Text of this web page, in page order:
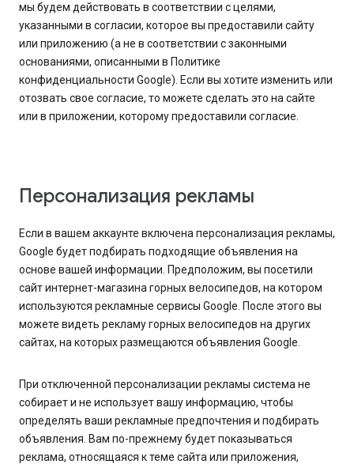
мы будем действовать в соответствии с целями,
указанными в согласии, которое вы предоставили сайту
или приложению (а не в соответствии с законными
основаниями, описанными в Политике
конфиденциальности Google). Если вы хотите изменить или
отозвать свое согласие, то можете сделать это на сайте
или в приложении, которому предоставили согласие.
Персонализация рекламы
Если в вашем аккаунте включена персонализация рекламы,
Google будет подбирать подходящие объявления на
основе вашей информации. Предположим, вы посетили
сайт интернет-магазина горных велосипедов, на котором
используются рекламные сервисы Google. После этого вы
можете видеть рекламу горных велосипедов на других
сайтах, на которых размещаются объявления Google.
При отключенной персонализации рекламы система не
собирает и не использует вашу информацию, чтобы
определять ваши рекламные предпочтения и подбирать
объявления. Вам по-прежнему будет показываться
реклама, относящаяся к теме сайта или приложения,